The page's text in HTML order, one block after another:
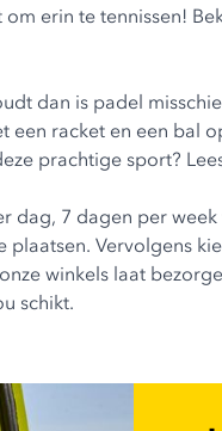
erin te tennissen!
dan is padel
racket en een bal
prachtige sport?
dag, 7 dagen per
Vervolgens
winkels laat
schikt.